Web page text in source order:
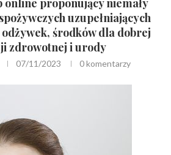
online proponujący niemały
uzupełniających
środków dla dobrej
zdrowotnej i urody
07/11/2023 0 komentarzy